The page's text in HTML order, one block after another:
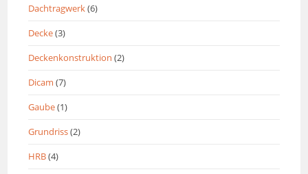
Dachtragwerk(6)
Decke(3)
Deckenkonstruktion (2)
Dicam (7)
Gaube(1)
Grundriss(2)
HRB(4)